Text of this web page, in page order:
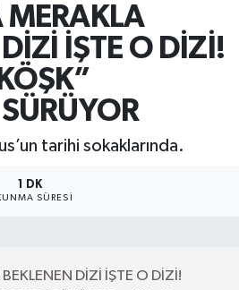
MERAKLA
İŞTE O DİZİ!
tarihi sokaklarında.
1 DK
SÜRESI
BEKLENEN DİZİ İŞTE O DİZİ!